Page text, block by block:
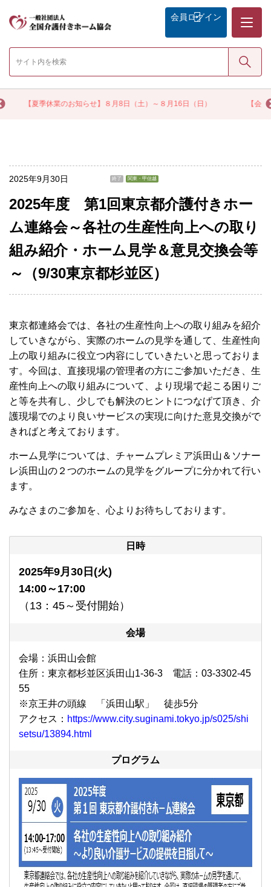
【会員限定】割安な保険料で賠償リスクを包括的に補償する「介護付き
会員 ログイン
検索
2025年度 第1回東京都介護付きホー
ム連絡会～各社の生産性向上への取り
組み紹介・ホーム見学＆意見交換会等
～（9/30東京都杉並区）
東京都連絡会では、各社の生産性向上への取り組みを紹介
していきながら、実際のホームの見学を通して、生産性向
上の取り組みに役立つ内容にしていきたいと思っておりま
す。今回は、直接現場の管理者の方にご参加いただき、生
産性向上への取り組みについて、より現場で起こる困りご
と等を共有し、少しでも解決のヒントにつなげて頂き、介
護現場でのより良いサービスの実現に向けた意見交換がで
きればと考えております。
ホーム見学については、チャームプレミア浜田山＆ソナー
レ浜田山の２つのホームの見学をグループに分かれて行い
ます。
みなさまのご参加を、心よりお待ちしております。
日時
2025年9 月30日(火)
（13：45～受付開始）
会場
会場：浜田山会館
住所：東京都杉並区浜田山1-36-3 電話：03-3302-45
※京王井の頭線 「浜田山駅」 徒歩5分
アクセス：
https://www.city.suginami.tokyo.jp/s025/shi
プログラム